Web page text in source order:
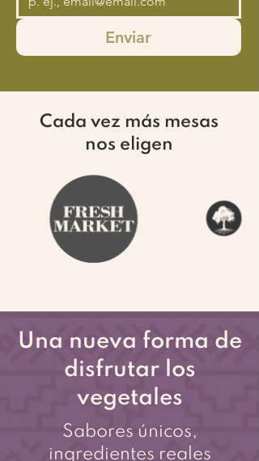
Enviar
Cada vez más mesas
nos eligen
Una nueva forma de
disfrutar los
vegetales
Sabores únicos,
ingredientes reales